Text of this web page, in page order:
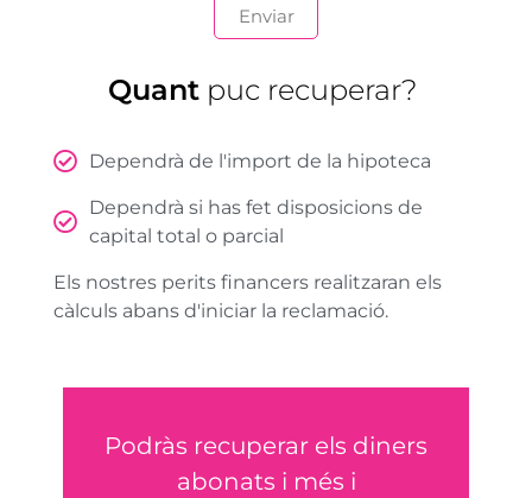
Quant puc recuperar?
Dependrà de l'import de la hipoteca
Dependrà si has fet disposicions de
capital total o parcial
Els nostres perits financers realitzaran els
càlculs abans d'iniciar la reclamació.
Podràs recuperar els diners
abonats i més i
RECLAMA